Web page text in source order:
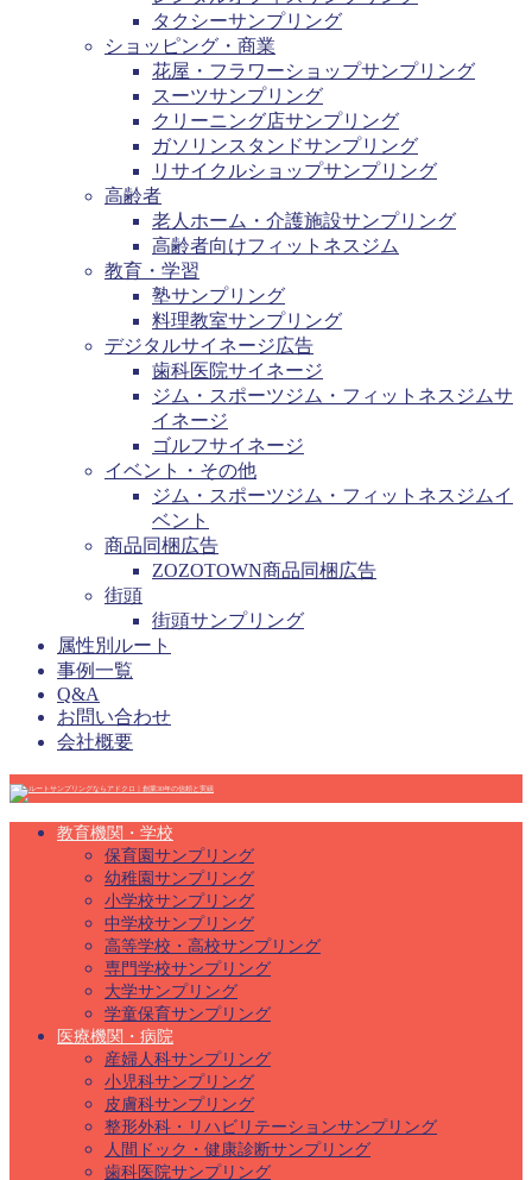
タクシーサンプリング
ショッピング・商業
花屋・フラワーショップサンプリング
スーツサンプリング
クリーニング店サンプリング
ガソリンスタンドサンプリング
リサイクルショップサンプリング
高齢者
老人ホーム・介護施設サンプリング
高齢者向けフィットネスジム
教育・学習
塾サンプリング
料理教室サンプリング
デジタルサイネージ広告
歯科医院サイネージ
ジム・スポーツジム・フィットネスジムサ
イネージ
ゴルフサイネージ
イベント・その他
ジム・スポーツジム・フィットネスジムイ
ベント
商品同梱広告
ZOZOTOWN商品同梱広告
街頭
街頭サンプリング
属性別ルート
事例一覧
Q&A
お問い合わせ
会社概要
教育機関・学校
保育園サンプリング
幼稚園サンプリング
小学校サンプリング
中学校サンプリング
高等学校・高校サンプリング
専門学校サンプリング
大学サンプリング
学童保育サンプリング
医療機関・病院
産婦人科サンプリング
小児科サンプリング
皮膚科サンプリング
整形外科・リハビリテーションサンプリング
人間ドック・健康診断サンプリング
歯科医院サンプリング